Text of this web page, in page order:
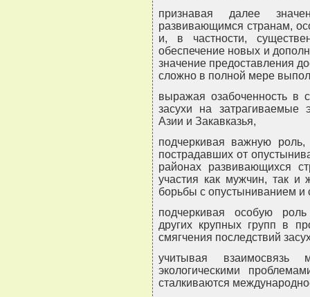
признавая далее
развивающимся странам,
и, в частности,
обеспечение новых и
значение предоставления
сложно в полной мере
выражая озабоченность в
засухи на затрагиваемые
Азии и Закавказья,
подчеркивая важную
пострадавших от
районах развивающихся
участия как мужчин, так
борьбы с опустыниванием и
подчеркивая особую
других крупных групп в
смягчения последствий
учитывая взаимосвязь
экологическими
сталкиваются